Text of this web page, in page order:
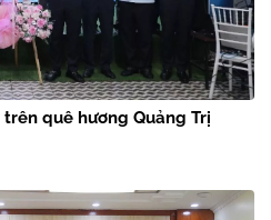
quê hương Quảng Trị